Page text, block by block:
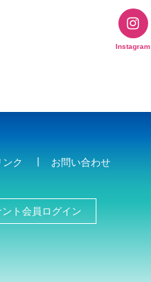
Instagram
ク お問い合わせ
ント会員ログイン